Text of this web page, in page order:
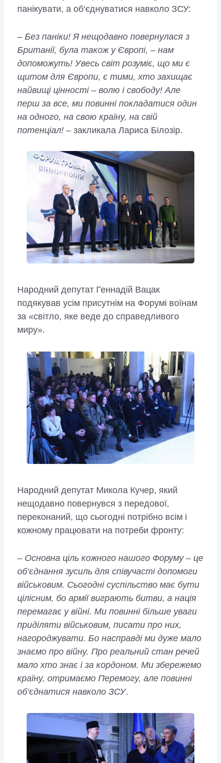
панікувати, а об‘єднуватися навколо ЗСУ:
– Без паніки! Я нещодавно повернулася з
Британії, була також у Європі, – нам
допоможуть! Увесь світ розуміє, що ми є
щитом для Європи, є тими, хто захищає
найвищі цінності – волю і свободу! Але
перш за все, ми повинні покладатися один
на одного, на свою країну, на свій
потенціал! – закликала Лариса Білозір.
Народний депутат Геннадій Вацак
подякував усім присутнім на Форумі воїнам
за «світло, яке веде до справедливого
миру».
Народний депутат Микола Кучер, який
нещодавно повернувся з передової,
переконаний, що сьогодні потрібно всім і
кожному працювати на потреби фронту:
– Основна ціль кожного нашого Форуму – це
об‘єднання зусиль для співучасті допомоги
військовим. Сьогодні суспільство має бути
цілісним, бо армії виграють битви, а нація
перемагає у війні. Ми повинні більше уваги
приділяти військовим, писати про них,
нагороджувати. Бо насправді ми дуже мало
знаємо про війну. Про реальний стан речей
мало хто знає і за кордоном. Ми збережемо
країну, отримаємо Перемогу, але повинні
об‘єднатися навколо ЗСУ.